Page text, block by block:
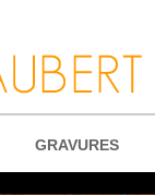
GRAVURES